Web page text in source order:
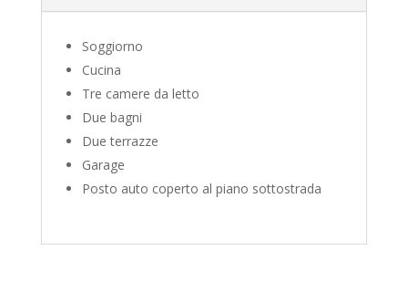
Soggiorno
Cucina
Tre camere da letto
Due bagni
Due terrazze
Garage
Posto auto coperto al piano sottostrada